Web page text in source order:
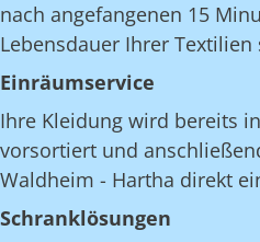
nach angefangenen 15
Lebensdauer Ihrer Textilien
Einräumservice
Ihre Kleidung wird bereits
vorsortiert und
Waldheim - Hartha direkt
Schranklösungen